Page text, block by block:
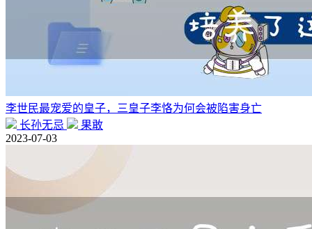
李世民最宠爱的皇子，三皇子李恪为何会被陷害身亡
长孙无忌
果敢
2023-07-03